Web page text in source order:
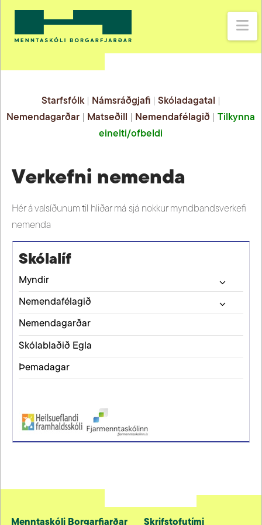
Starfsfólk| Námsráðgjafi| Skóladagatal
Nemendagarðar
Matseðill Nemendafélagið |Tilkynna
einelti/ofbeldi
Verkefni nemenda
Hér á valsíðunum til hliðar má sjá nokkur myndbandsverkefi
nemenda
Skólalíf
Myndir
Nemendafélagið
Nemendagarðar
Skólablaðið Egla
Þemadagar
Menntaskóli Borgarfjarðar Skrifstofutími